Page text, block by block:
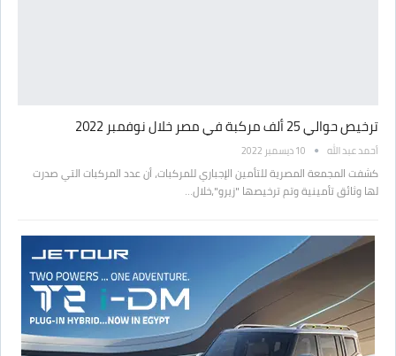
ترخيص حوالي 25 ألف مركبة في مصر خلال نوفمبر 2022
أحمد عبد الله 10 ديسمبر 2022
كشفت المجمعة المصرية للتأمين الإجباري للمركبات، أن عدد المركبات التي صدرت
لها وثائق تأمينية وتم ترخيصها "زيرو"،خلال…